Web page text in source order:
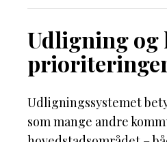
Udligning og
Udligningssystemet
som mange andre